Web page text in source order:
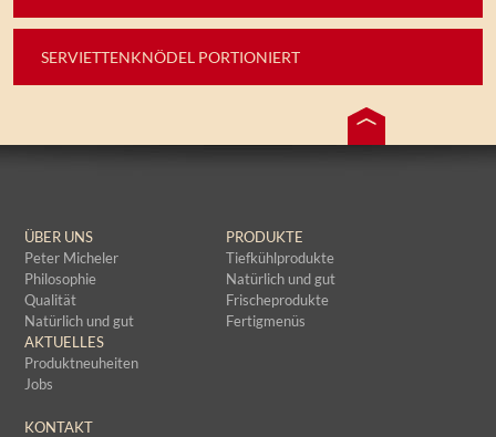
SERVIETTENKNÖDEL PORTIONIERT
ÜBER UNS
Peter Micheler
Philosophie
Qualität
Natürlich und gut
PRODUKTE
Tiefkühlprodukte
Natürlich und gut
Frischeprodukte
Fertigmenüs
AKTUELLES
Produktneuheiten
Jobs
KONTAKT